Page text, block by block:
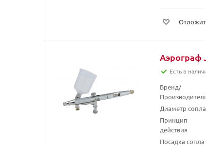
Аэрограф
Есть в
Бренд/
Диаметр сопла
Принцип
действия
Посадка сопла